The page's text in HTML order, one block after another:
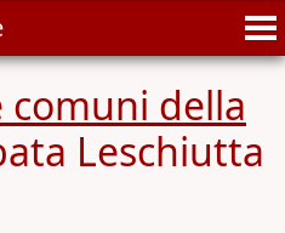
comuni della
Leschiutta